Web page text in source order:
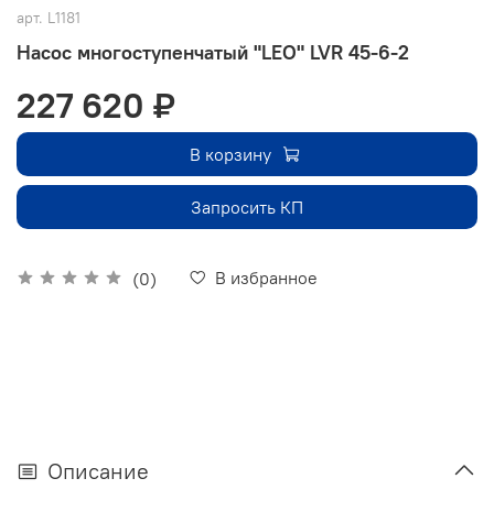
арт. L1181
Насос многоступенчатый "LEO" LVR 45-6-2
(0) В избранное
227 620 ₽
В корзину
Запросить КП
Описание